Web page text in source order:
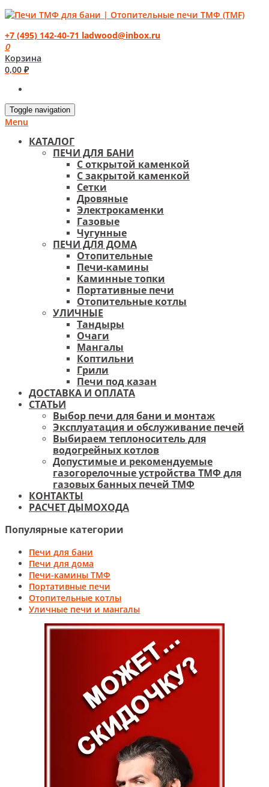
+7 (495) 142-40-71 ladwood@inbox.ru
0
Корзина
0,00 ₽
Toggle navigation
Menu
КАТАЛОГ
ПЕЧИ ДЛЯ БАНИ
С открытой каменкой
С закрытой каменкой
Сетки
Дровяные
Электрокаменки
Газовые
Чугунные
ПЕЧИ ДЛЯ ДОМА
Отопительные
Печи-камины
Каминные топки
Портативные печи
Отопительные котлы
УЛИЧНЫЕ
Тандыры
Очаги
Мангалы
Коптильни
Грили
Печи под казан
ДОСТАВКА И ОПЛАТА
СТАТЬИ
Выбор печи для бани и монтаж
Эксплуатация и обслуживание печей
Выбираем теплоноситель для
водогрейных котлов
Допустимые и рекомендуемые
газогорелочные устройства ТМФ для
газовых банных печей ТМФ
КОНТАКТЫ
РАСЧЕТ ДЫМОХОДА
Популярные категории
Печи для бани
Печи для дома
Печи-камины ТМФ
Портативные печи
Отопительные котлы
Уличные печи и мангалы